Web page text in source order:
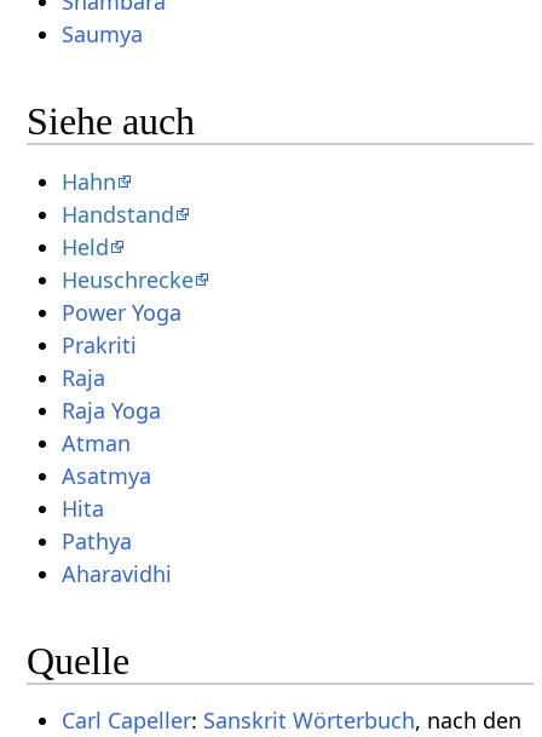
Saumya
Siehe auch
Hahn
Handstand
Held
Heuschrecke
Power Yoga
Prakriti
Raja
Raja Yoga
Atman
Asatmya
Hita
Pathya
Aharavidhi
Quelle
Carl Capeller: Sanskrit Wörterbuch, nach den